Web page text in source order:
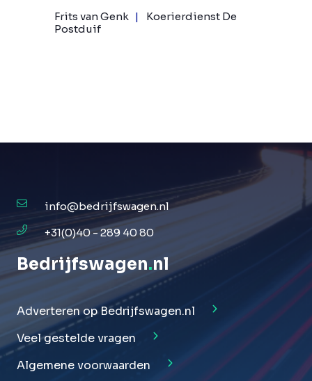
Frits van Genk
Koerierdienst De
Postduif
info@bedrijfswagen.nl
+31(0)40 - 289 40 80
Bedrijfswagen.nl
Adverteren op Bedrijfswagen.nl
Veel gestelde vragen
Algemene voorwaarden